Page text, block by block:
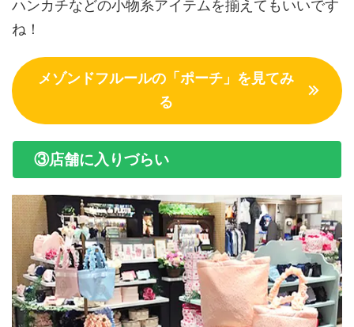
ハンカチなどの小物系アイテムを揃えてもいいです
ね！
メゾンドフルールの「ポーチ」を見てみ
る
③店舗に入りづらい